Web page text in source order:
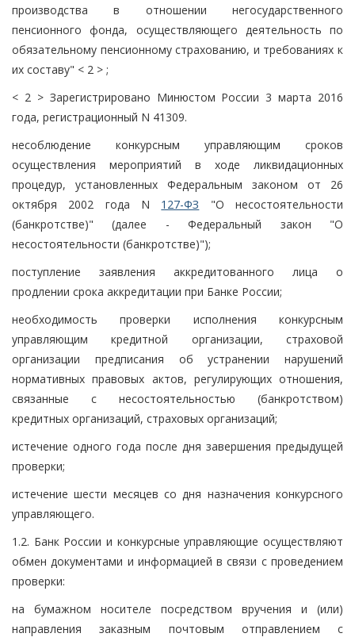
производства в отношении негосударственного
пенсионного фонда, осуществляющего деятельность по
обязательному пенсионному страхованию, и требованиях к
их составу" < 2 > ;
< 2 > Зарегистрировано Минюстом России 3 марта 2016
года, регистрационный N 41309.
несоблюдение конкурсным управляющим сроков
осуществления мероприятий в ходе ликвидационных
процедур, установленных Федеральным законом от 26
октября 2002 года N 127-ФЗ "О несостоятельности
(банкротстве)" (далее - Федеральный закон "О
несостоятельности (банкротстве)");
поступление заявления аккредитованного лица о
продлении срока аккредитации при Банке России;
необходимость проверки исполнения конкурсным
управляющим кредитной организации, страховой
организации предписания об устранении нарушений
нормативных правовых актов, регулирующих отношения,
связанные с несостоятельностью (банкротством)
кредитных организаций, страховых организаций;
истечение одного года после дня завершения предыдущей
проверки;
истечение шести месяцев со дня назначения конкурсного
управляющего.
1.2. Банк России и конкурсные управляющие осуществляют
обмен документами и информацией в связи с проведением
проверки:
на бумажном носителе посредством вручения и (или)
направления заказным почтовым отправлением с